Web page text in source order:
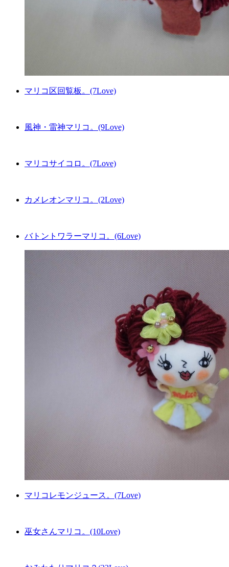
マリコ区回覧板。(7Love)
風神・雷神マリコ。(9Love)
マリコサイコロ。(7Love)
カメレオンマリコ。(2Love)
バトントワラーマリコ。(6Love)
マリコレモンジュース。(7Love)
巫女さんマリコ。(10Love)